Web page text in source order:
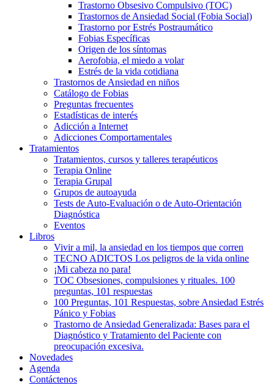
Trastorno Obsesivo Compulsivo (TOC)
Trastornos de Ansiedad Social (Fobia Social)
Trastorno por Estrés Postraumático
Fobias Específicas
Origen de los síntomas
Aerofobia, el miedo a volar
Estrés de la vida cotidiana
Trastornos de Ansiedad en niños
Catálogo de Fobias
Preguntas frecuentes
Estadísticas de interés
Adicción a Internet
Adicciones Comportamentales
Tratamientos
Tratamientos, cursos y talleres terapéuticos
Terapia Online
Terapia Grupal
Grupos de autoayuda
Tests de Auto-Evaluación o de Auto-Orientación
Diagnóstica
Eventos
Libros
Vivir a mil, la ansiedad en los tiempos que corren
TECNO ADICTOS Los peligros de la vida online
¡Mi cabeza no para!
TOC Obsesiones, compulsiones y rituales. 100
preguntas, 101 respuestas
100 Preguntas, 101 Respuestas, sobre Ansiedad Estrés
Pánico y Fobias
Trastorno de Ansiedad Generalizada: Bases para el
Diagnóstico y Tratamiento del Paciente con
preocupación excesiva.
Novedades
Agenda
Contáctenos